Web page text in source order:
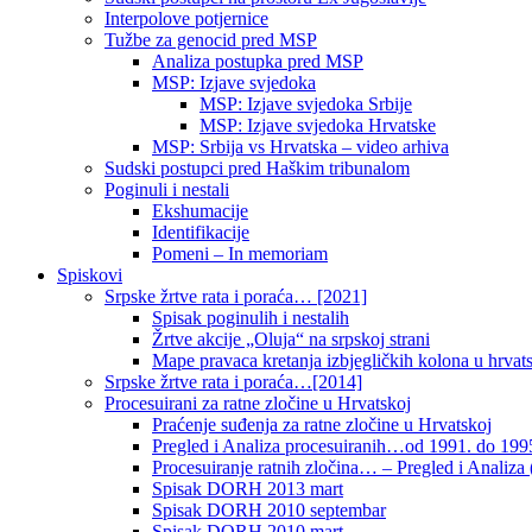
Interpolove potjernice
Tužbe za genocid pred MSP
Analiza postupka pred MSP
MSP: Izjave svjedoka
MSP: Izjave svjedoka Srbije
MSP: Izjave svjedoka Hrvatske
MSP: Srbija vs Hrvatska – video arhiva
Sudski postupci pred Haškim tribunalom
Poginuli i nestali
Ekshumacije
Identifikacije
Pomeni – In memoriam
Spiskovi
Srpske žrtve rata i poraća… [2021]
Spisak poginulih i nestalih
Žrtve akcije „Oluja“ na srpskoj strani
Mape pravaca kretanja izbjegličkih kolona u
Srpske žrtve rata i poraća…[2014]
Procesuirani za ratne zločine u Hrvatskoj
Praćenje suđenja za ratne zločine u Hrvatskoj
Pregled i Analiza procesuiranih…od 1991. do
Procesuiranje ratnih zločina… – Pregled i Analiza
Spisak DORH 2013 mart
Spisak DORH 2010 septembar